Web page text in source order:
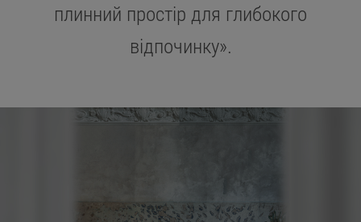
плинний простір для глибокого
відпочинку».